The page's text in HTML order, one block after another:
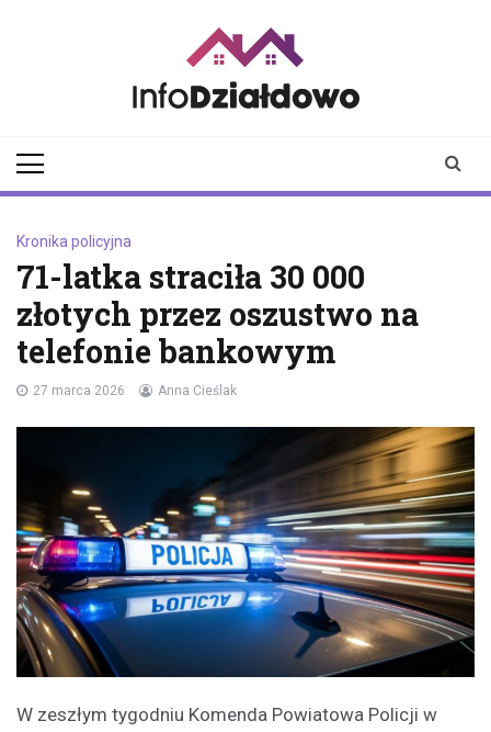
Kronika policyjna
71-latka straciła 30 000
złotych przez oszustwo na
telefonie bankowym
27 marca 2026 Anna Cieślak
W zeszłym tygodniu Komenda Powiatowa Policji w